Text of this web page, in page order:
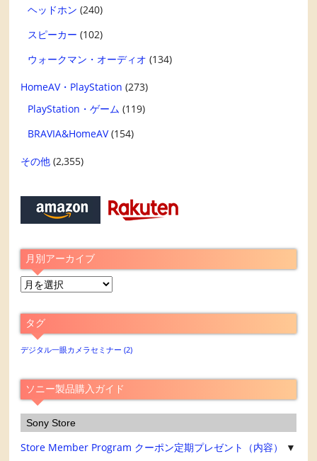
ヘッドホン (240)
スピーカー (102)
ウォークマン・オーディオ (134)
HomeAV・PlayStation (273)
PlayStation・ゲーム (119)
BRAVIA&HomeAV(154)
その他 (2,355)
月別アーカイブ
月
ア
ー
カ
ブ
タグ
デジタル一眼カメラセミナー (2)
ソニー製品購入ガイド
Sony Store
Store Member Program クーポン定期プレゼント（内容）
▼